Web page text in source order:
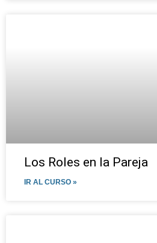
Los Roles en la Pareja
IR AL CURSO »